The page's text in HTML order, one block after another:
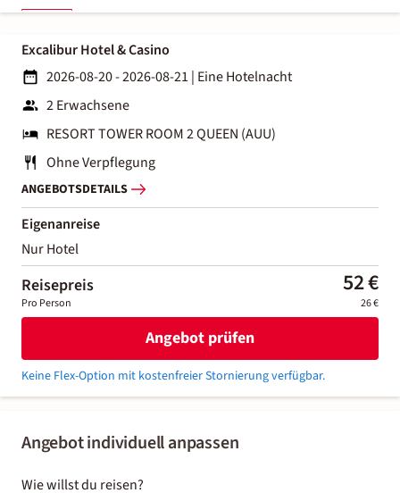
Angebot individuell anpassen
Wie willst du reisen?
Excalibur Hotel & Casino
2026-08-20 - 2026-08-21 | Eine Hotelnacht
2 Erwachsene
RESORT TOWER ROOM 2 QUEEN (AUU)
Ohne Verpflegung
ANGEBOTSDETAILS
Eigenanreise
Nur Hotel
Reisepreis 52 €
Pro Person 26 €
Angebot prüfen
Keine Flex-Option mit kostenfreier Stornierung verfügbar.